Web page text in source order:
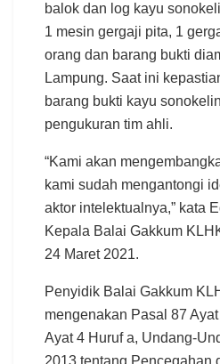
balok dan log kayu
1 mesin gergaji pita, 1
orang dan barang bukti
Lampung. Saat ini
barang bukti kayu
pengukuran tim ahli.
“Kami akan
kami sudah mengantongi
aktor intelektualnya,” kata
Kepala Balai Gakkum
24 Maret 2021.
Penyidik Balai Gakkum
mengenakan Pasal 87
Ayat 4 Huruf a, Undang-